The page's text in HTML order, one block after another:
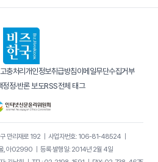
충처리 개인정보취급방침이메일무단수집거부
정정·반론 보도RSS전체 태그
만리재로 192｜ 사업자번호: 106-81-48524｜
울, 아02990
등록·발행일: 2014년 2월 4일